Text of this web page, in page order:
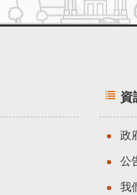
資
政
公
我